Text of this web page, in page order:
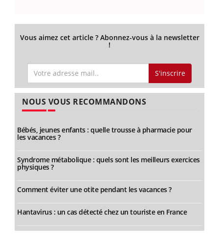
Vous aimez cet article ? Abonnez-vous à la newsletter
!
S'inscrire
NOUS VOUS RECOMMANDONS
Bébés, jeunes enfants : quelle trousse à pharmacie pour
les vacances ?
Syndrome métabolique : quels sont les meilleurs exercices
physiques ?
Comment éviter une otite pendant les vacances ?
Hantavirus : un cas détecté chez un touriste en France